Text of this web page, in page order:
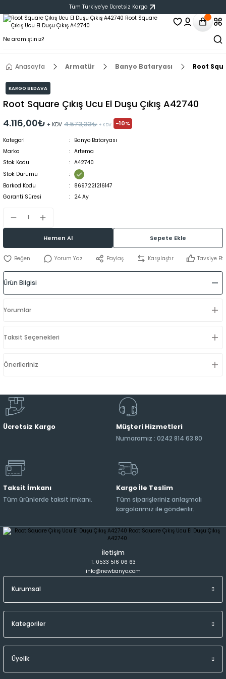
Tüm Türkiye‘ye Ücretsiz Kargo
Anasayfa Armatür Banyo Bataryası Root
KARGO BEDAVA
Root Square Çıkış Ucu El Duşu Çıkış A42740
4.116,00₺ + KDV 4.573,33₺ + KDV -10%
Kategori
Banyo Bataryası
Marka
Artema
Stok Kodu
A42740
Stok Durumu
Barkod Kodu
8697221216147
Garanti Süresi
24 Ay
Hemen Al Sepete Ekle
Yorum Yaz Paylaş Karşılaştır Tavsiye Et
Ürün Bilgisi
Yorumlar
Taksit Seçenekleri
Önerileriniz
Ücretsiz Kargo Müşteri Hizmetleri
Numaramız : 0242 814 63 80
Taksit İmkanı
Tüm ürünlerde taksit imkanı.
Kargo İle Teslim
Tüm siparişleriniz anlaşmalı
kargolarımız ile gönderilir.
İletişim
T: 0533 516 06 63
info@newbanyo.com
Kurumsal
Kategoriler
Üyelik